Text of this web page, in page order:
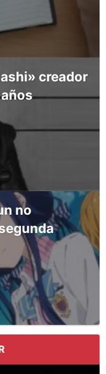
creador
no